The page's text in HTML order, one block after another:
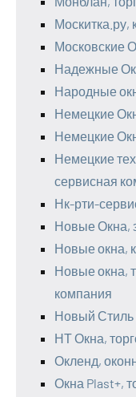
Москитка.ру,
Московские
Надежные
Народные
Немецкие
Немецкие
Немецкие
сервисная
Нк-рти-
Новые Окна,
Новые окна,
Новые окна,
компания
Новый Стиль
НТ Окна,
Окленд,
Окна Plast+,